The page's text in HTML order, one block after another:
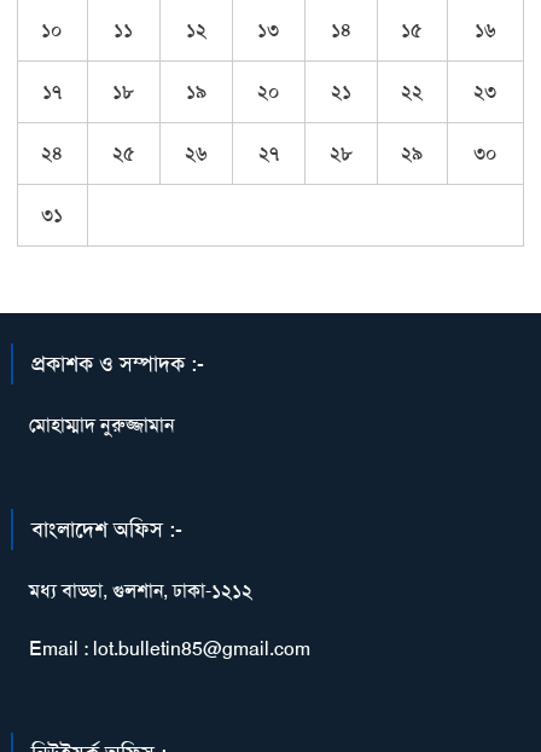
১০ ১১ ১২ ১৩ ১৪ ১৫ ১৬
১৭ ১৮ ১৯ ২০ ২১ ২২ ২৩
২৪ ২৫ ২৬ ২৭ ২৮ ২৯ ৩০
৩১
প্রকাশক ও সম্পাদক :-
মোহাম্মাদ নুরুজ্জামান
বাংলাদেশ অফিস :-
মধ্য বাড্ডা, গুলশান, ঢাকা-১২১২
Email : lot.bulletin85@gmail.com